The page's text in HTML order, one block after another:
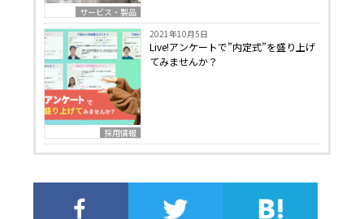
サービス・製品
採用情報
2021年10月5日
Live!アンケートで”内定式”を盛り上げ
てみませんか？